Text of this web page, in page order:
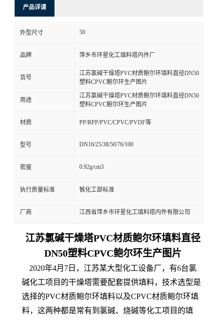
产品详请
外型尺寸 50
品牌 萍乡市环星化工填料塔内件厂
货号
江苏氯碱干燥塔PVC材质鲍尔环填料直径DN50
塑料CPVC鲍尔环生产图片
用途
江苏氯碱干燥塔PVC材质鲍尔环填料直径DN50
塑料CPVC鲍尔环生产图片
材质 PP/RPP/PVC/CPVC/PVDF等
型号 DN16/25/38/50/76/100
密度 0.92g/cm3
执行质量标准 愱化工部标准
厂商 江西省萍乡市环星化工填料塔内件有限公司
江苏氯碱干燥塔PVC材质鲍尔环填料直径
DN50塑料CPVC鲍尔环生产图片
2020年4月7日，江苏某大型化工设备厂，有6台氯
碱化工项目的干燥塔需要配套提供填料，技术选型是
选择的PVC材质鲍尔环填料以及CPVC材质鲍尔环填
料，这两种都是常有到氯碱、烧碱等化工项目的填